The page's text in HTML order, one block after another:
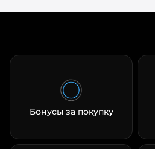
Бонусы за покупку